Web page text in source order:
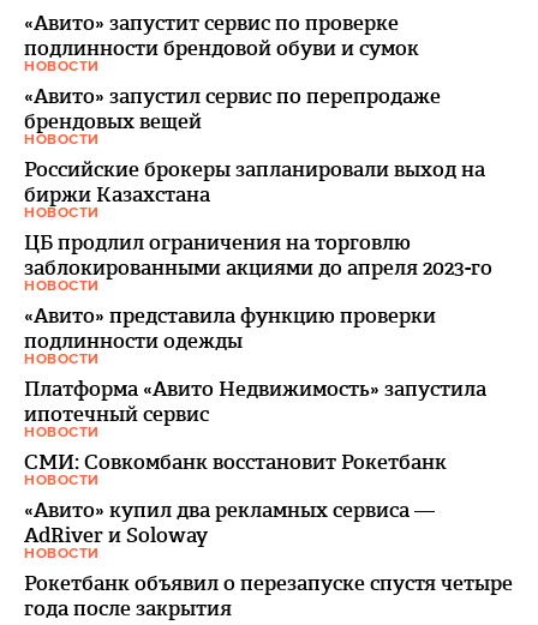
«Авито» запустит сервис по проверке
подлинности брендовой обуви и сумок
НОВОСТИ
«Авито» запустил сервис по перепродаже
брендовых вещей
НОВОСТИ
Российские брокеры запланировали выход на
биржи Казахстана
НОВОСТИ
ЦБ продлил ограничения на торговлю
заблокированными акциями до апреля 2023-го
НОВОСТИ
«Авито» представила функцию проверки
подлинности одежды
НОВОСТИ
Платформа «Авито Недвижимость» запустила
ипотечный сервис
НОВОСТИ
СМИ: Совкомбанк восстановит Рокетбанк
НОВОСТИ
«Авито» купил два рекламных сервиса —
AdRiver и Soloway
НОВОСТИ
Рокетбанк объявил о перезапуске спустя четыре
года после закрытия